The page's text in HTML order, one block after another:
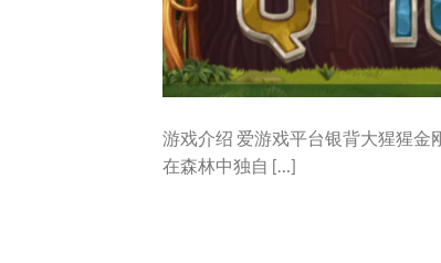
游戏介绍 爱游戏平台银背大猩猩
在森林中独自 […]